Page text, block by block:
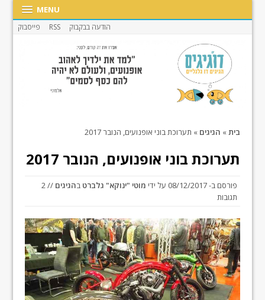
MENU
הודעה בבקבוק RSS פייסבוק
בית» הגיגים » תערוכת בוני אופנועים, הנובר 2017
תערוכת בוני אופנועים, הנובר 2017
פורסם ב-08/12/2017 על ידי מוטי "ינוקא" גלברט בהגיגים
// 2
תגובות